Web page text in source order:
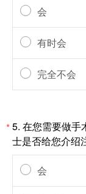
会
有时会
完全不会
*5. 在您需要做手
士是否给您介绍
会